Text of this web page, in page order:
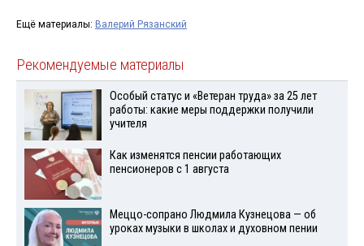
Ещё материалы: Валерий Рязанский
Рекомендуемые материалы
Особый статус и «Ветеран труда» за 25 лет
работы: какие меры поддержки получили
учителя
Как изменятся пенсии работающих
пенсионеров с 1 августа
Меццо-сопрано Людмила Кузнецова — об
уроках музыки в школах и духовном пении